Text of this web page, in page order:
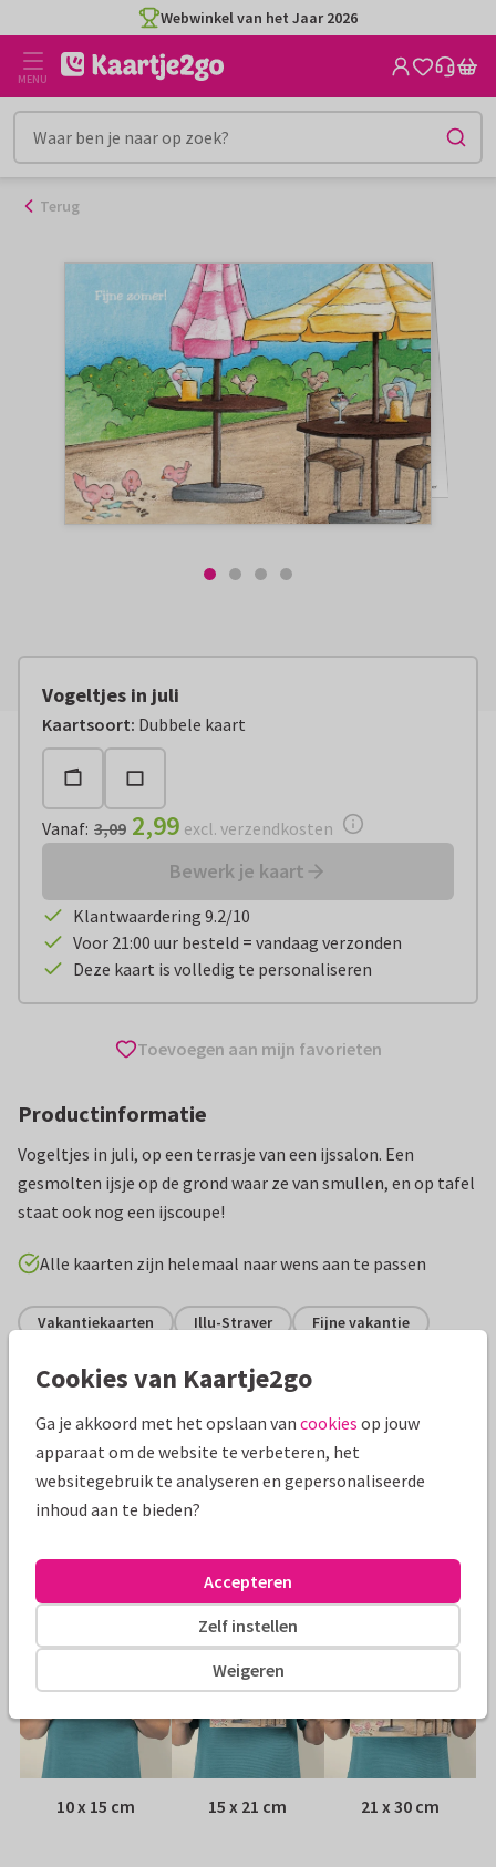
naar
inhoud
Webwinkel van het Jaar 2026
MENU
Terug
Vogeltjes in juli
Kaartsoort: Dubbele kaart
Vanaf:€ 2,99 excl. verzendkosten
Vanaf: 3,09 2,99 excl. verzendkosten
Bewerk je kaart
Klantwaardering 9.2/10
Voor 21:00 uur besteld = vandaag verzonden
Deze kaart is volledig te personaliseren
Toevoegen aan mijn favorieten
Productinformatie
Vogeltjes in juli, op een terrasje van een ijssalon. Een
gesmolten ijsje op de grond waar ze van smullen, en op tafel
staat ook nog een ijscoupe!
Alle kaarten zijn helemaal naar wens aan te passen
Vakantiekaarten Illu-Straver Fijne vakantie
Specificaties bij deze kaart
Papiersoort: Kies uit 6 luxe papiersoorten
Witte vensterenvelop
Formaten
10 x 15 cm 15 x 21 cm 21 x 30 cm
Cookies van Kaartje2go
Ga je akkoord met het opslaan van cookies op jouw
apparaat om de website te verbeteren, het
websitegebruik te analyseren en gepersonaliseerde
inhoud aan te bieden?
Weigeren
Zelf instellen
Accepteren